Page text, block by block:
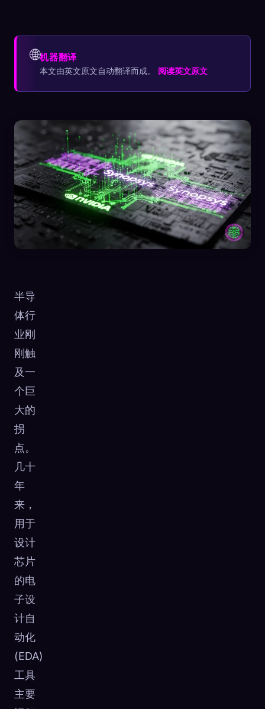
🌐机器翻译
本文由英文原文自动翻译而成。 阅读英文原文
半导
体行
业刚
刚触
及一
个巨
大的
拐
点。
几十
年
来，
用于
设计
芯片
的电
子设
计自
动化
(EDA)
工具
主要
☁️